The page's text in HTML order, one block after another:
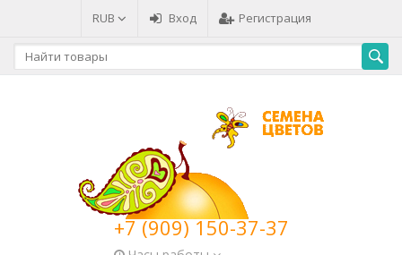
RUB Вход Регистрация
+7 (909) 150-37-37